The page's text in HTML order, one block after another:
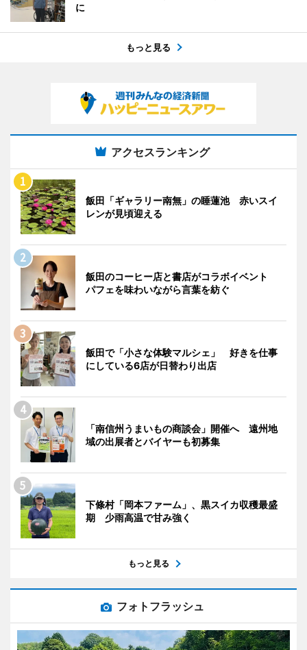
に
もっと見る
アクセスランキング
飯田「ギャラリー南無」の睡蓮池 赤いスイ
レンが見頃迎える
飯田のコーヒー店と書店がコラボイベント
パフェを味わいながら言葉を紡ぐ
飯田で「小さな体験マルシェ」 好きを仕事
にしている6店が日替わり出店
「南信州うまいもの商談会」開催へ 遠州地
域の出展者とバイヤーも初募集
下條村「岡本ファーム」、黒スイカ収穫最盛
期 少雨高温で甘み強く
もっと見る
フォトフラッシュ